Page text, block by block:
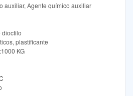
auxiliar, Agente químico auxiliar
dioctilo
plastificante
KG